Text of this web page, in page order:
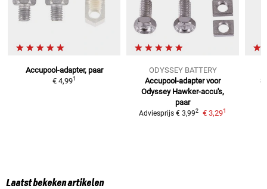
Accupool-adapter, paar
€ 4,991
ODYSSEY BATTERY
Accupool-adapter voor
Odyssey Hawker-accu's,
paar
Adviesprijs € 3,992 € 3,291
Laatst bekeken artikelen